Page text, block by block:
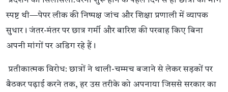
स्पष्ट थी—पेपर लीक की निष्पक्ष जांच और शिक्षा प्रणाली में व्यापक
सुधार। जंतर-मंतर पर छात्र गर्मी और बारिश की परवाह किए बिना
अपनी मांगों पर अडिग रहे हैं।
प्रतीकात्मक विरोध: छात्रों ने थाली-चम्मच बजाने से लेकर सड़कों पर
बैठकर पढ़ाई करने तक, हर उस तरीके को अपनाया जिससे सरकार का